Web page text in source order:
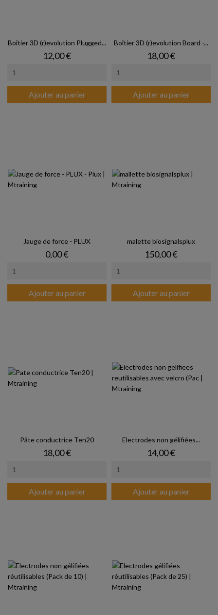
Boîtier 3D (r)evolution Plugged...
Prix
12,00 €
Ajouter au panier
Boîtier 3D (r)evolution Board -...
Prix
18,00 €
Ajouter au panier
Jauge de force - PLUX
Prix
0,00 €
Ajouter au panier
malette biosignalsplux
Prix
150,00 €
Ajouter au panier
Pâte conductrice Ten20
Prix
18,00 €
Ajouter au panier
Electrodes non gélifiées...
Prix
14,00 €
Ajouter au panier